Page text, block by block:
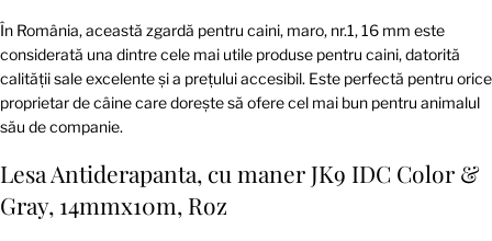
În România, această zgardă pentru caini, maro, nr.1, 16 mm este
considerată una dintre cele mai utile produse pentru caini, datorită
calității sale excelente și a prețului accesibil. Este perfectă pentru orice
proprietar de câine care dorește să ofere cel mai bun pentru animalul
său de companie.
Lesa Antiderapanta, cu maner JK9 IDC Color &
Gray, 14mmx10m, Roz